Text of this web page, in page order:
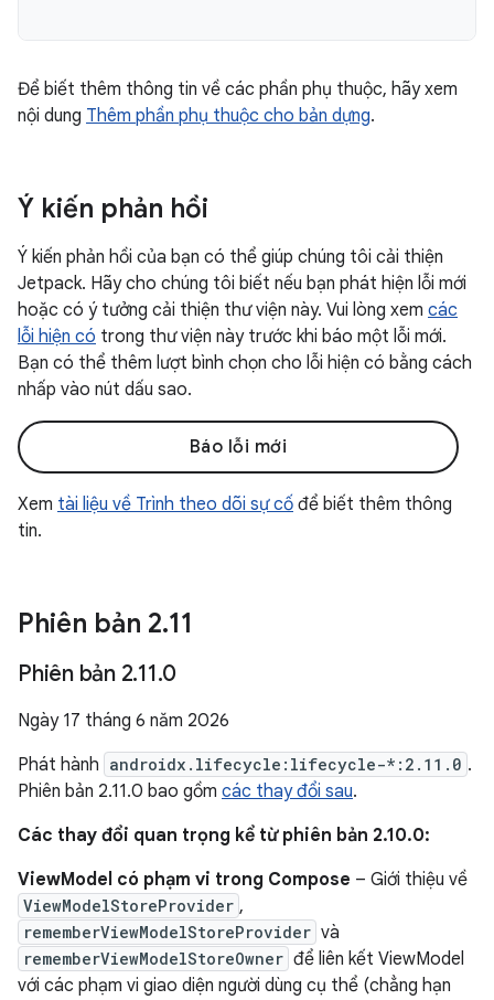
Để biết thêm thông tin về các phần phụ thuộc, hãy xem
nội dung Thêm phần phụ thuộc cho bản dựng.
Ý kiến phản hồi
Ý kiến phản hồi của bạn có thể giúp chúng tôi cải thiện
Jetpack. Hãy cho chúng tôi biết nếu bạn phát hiện lỗi mới
hoặc có ý tưởng cải thiện thư viện này. Vui lòng xem các
lỗi hiện có trong thư viện này trước khi báo một lỗi mới.
Bạn có thể thêm lượt bình chọn cho lỗi hiện có bằng cách
nhấp vào nút dấu sao.
Báo lỗi mới
Xem tài liệu về Trình theo dõi sự cố để biết thêm thông
tin.
Phiên bản 2.11
Phiên bản 2.11.0
Ngày 17 tháng 6 năm 2026
Phát hành androidx.lifecycle:lifecycle-*:2.11.0 .
Phiên bản 2.11.0 bao gồm các thay đổi sau.
Các thay đổi quan trọng kể từ phiên bản 2.10.0:
ViewModel có phạm vi trong Compose – Giới thiệu về
ViewModelStoreProvider ,
rememberViewModelStoreProvider và
rememberViewModelStoreOwner để liên kết ViewModel
với các phạm vi giao diện người dùng cụ thể (chẳng hạn